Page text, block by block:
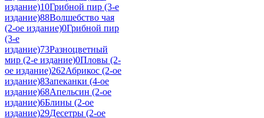
издание)10Грибной пир (3-е
издание)88Волшебство чая
(2-ое издание)0Грибной пир
(3-е
издание)73Разноцветный
мир (2-е издание)0Пловы (2-
ое издание)262Абрикос (2-ое
издание)8Запеканки (4-ое
издание)68Апельсин (2-ое
издание)6Блины (2-ое
издание)29Десетры (2-ое